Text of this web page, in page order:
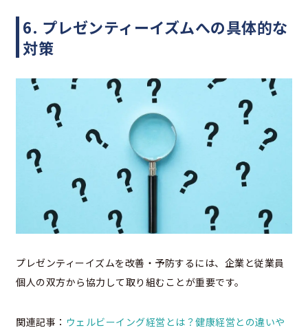
6. プレゼンティーイズムへの具体的な
対策
プレゼンティーイズムを改善・予防するには、企業と従業員
個人の双方から協力して取り組むことが重要です。
関連記事： ウェルビーイング経営とは？健康経営との違いや